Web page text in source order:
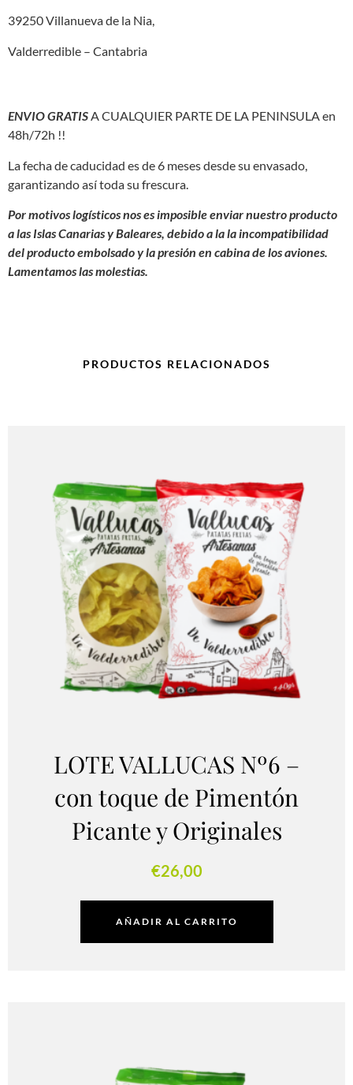
39250 Villanueva de la Nia,
Valderredible – Cantabria
ENVIO GRATISA CUALQUIER PARTE DE LA PENINSULA en
48h/72h !!
La fecha de caducidad es de 6 meses desde su envasado,
garantizando así toda su frescura.
Por motivos logísticos nos es imposible enviar nuestro producto
a las Islas Canarias y Baleares, debido a la la incompatibilidad
del producto embolsado y la presión en cabina de los aviones.
Lamentamos las molestias.
PRODUCTOS RELACIONADOS
LOTE VALLUCAS Nº6 –
con toque de Pimentón
Picante y Originales
€26,00
AÑADIR AL CARRITO